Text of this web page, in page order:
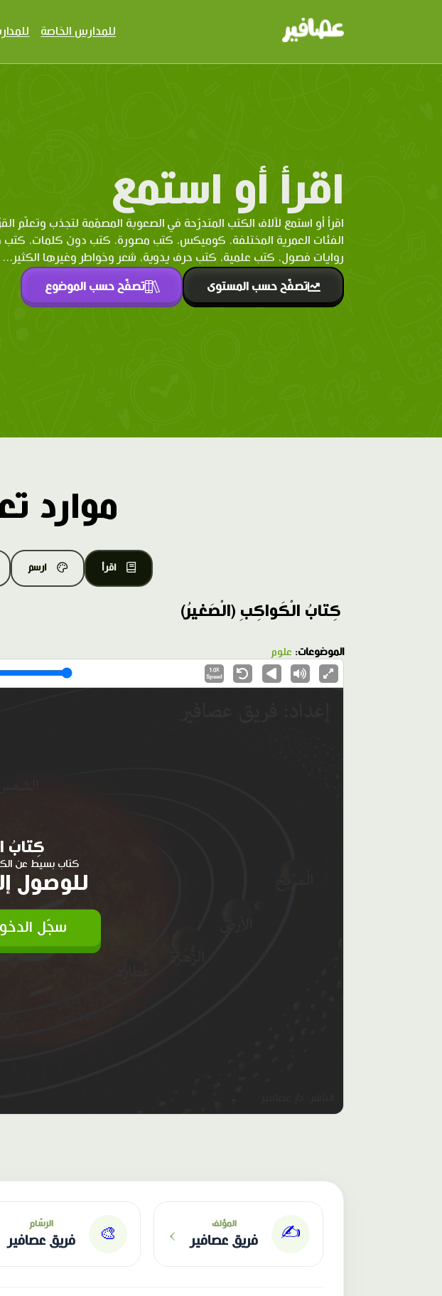
للمدارس الخاصة
اقرأ أو استمع
اقرأ أو استمع لآلاف الكتب المتدرّحة في الصعوبة المصمّمة لتجذب وتعلّم
الفئات العمرية المختلفة. كوميكس، كتب مصورة، كتب دون كلمات،
روايات فصول، كتب علمية، كتب حرف يدوية، شعر وخواطر وغيرها الكثير...
تصفّح حسب المستوى تصفّح حسب الموضوع
موارد
اقرأ ارسم
كِتابُ الْكَواكِبِ (الْصَغيرُ)
الموضوعات: علوم
1.0X
Speed
كِتابُ
كتاب بسيط عن
للوصول
سجّل
✍️ المؤلف
فريق عصافير ›
🎨
الرسّام
فريق عصافير